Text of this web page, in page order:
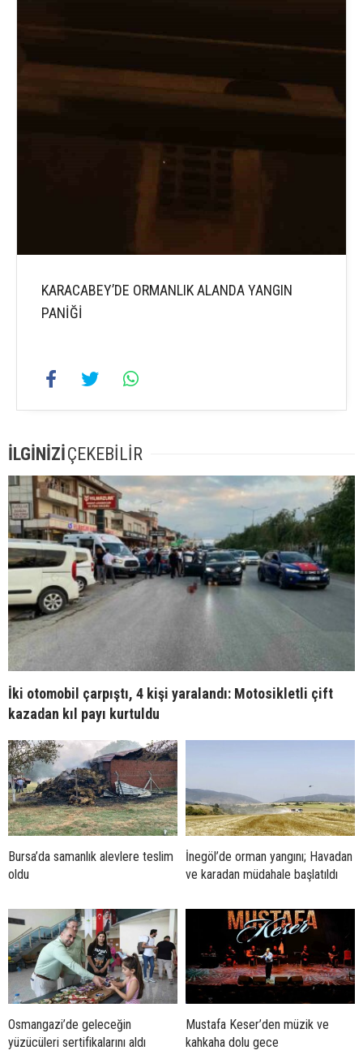
KARACABEY’DE ORMANLIK ALANDA YANGIN
PANİĞİ
İLGİNİZİÇEKEBİLİR
İki otomobil çarpıştı, 4 kişi yaralandı: Motosikletli çift
kazadan kıl payı kurtuldu
Bursa’da samanlık alevlere teslim
oldu
İnegöl’de orman yangını; Havadan
ve karadan müdahale başlatıldı
Osmangazi’de geleceğin
yüzücüleri sertifikalarını aldı
Mustafa Keser’den müzik ve
kahkaha dolu gece